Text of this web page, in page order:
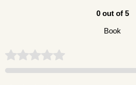
0 out of 5
Book